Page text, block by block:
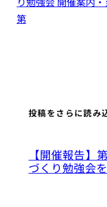
第
投稿をさらに読み
【開催報告】
づくり勉強会